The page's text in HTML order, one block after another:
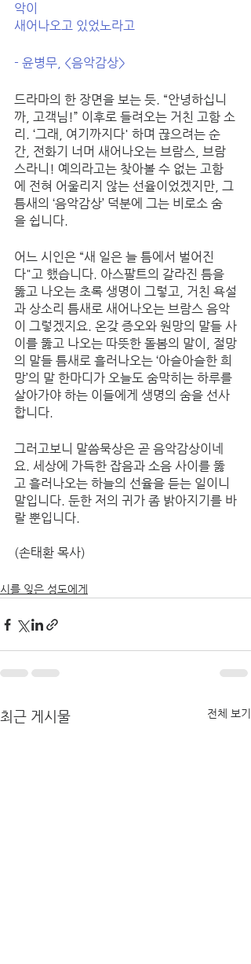
악이
새어나오고 있었노라고
- 윤병무, <음악감상>
드라마의 한 장면을 보는 듯. “안녕하십니
까, 고객님!” 이후로 들려오는 거친 고함 소
리. ‘그래, 여기까지다' 하며 끊으려는 순
간, 전화기 너머 새어나오는 브람스, 브람
스라니! 예의라고는 찾아볼 수 없는 고함
에 전혀 어울리지 않는 선율이었겠지만, 그
틈새의 ‘음악감상’ 덕분에 그는 비로소 숨
을 쉽니다.
어느 시인은 “새 일은 늘 틈에서 벌어진
다"고 했습니다. 아스팔트의 갈라진 틈을
뚫고 나오는 초록 생명이 그렇고, 거친 욕설
과 상소리 틈새로 새어나오는 브람스 음악
이 그렇겠지요. 온갖 증오와 원망의 말들 사
이를 뚫고 나오는 따뜻한 돌봄의 말이, 절망
의 말들 틈새로 흘러나오는 ‘아슬아슬한 희
망’의 말 한마디가 오늘도 숨막히는 하루를
살아가야 하는 이들에게 생명의 숨을 선사
합니다.
그러고보니 말씀묵상은 곧 음악감상이네
요. 세상에 가득한 잡음과 소음 사이를 뚫
고 흘러나오는 하늘의 선율을 듣는 일이니
말입니다. 둔한 저의 귀가 좀 밝아지기를 바
랄 뿐입니다.
(손태환 목사)
시를 잊은 성도에게
최근 게시물 전체 보기